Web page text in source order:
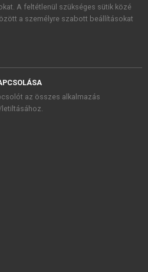
foglaltakat
A feltétlenül szükséges sütik közé
a személyre szabott beállításokat
az összes alkalmazás